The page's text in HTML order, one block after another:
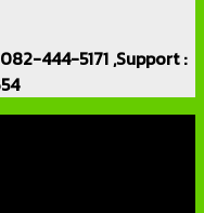
444-5171 ,Support :